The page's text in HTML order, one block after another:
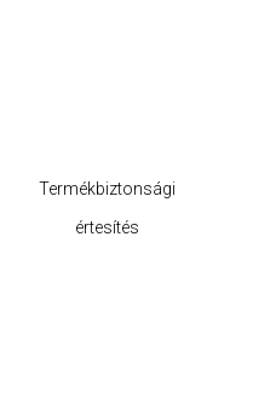
Termékbiztonsági
értesítés